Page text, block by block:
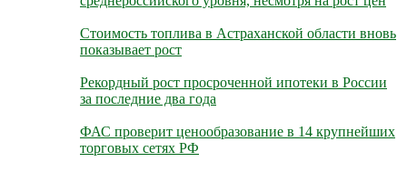
Стоимость топлива в Астраханской области вновь
показывает рост
Рекордный рост просроченной ипотеки в России
за последние два года
ФАС проверит ценообразование в 14 крупнейших
торговых сетях РФ